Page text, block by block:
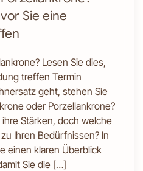
Sie eine
Lesen Sie dies,
treffen Termin
geht, stehen Sie
oder Porzellankrone?
Stärken, doch welche
Ihren Bedürfnissen? In
einen klaren Überblick
Sie die […]